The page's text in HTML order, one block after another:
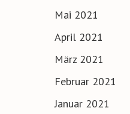
Mai 2021
April 2021
März 2021
Februar 2021
Januar 2021